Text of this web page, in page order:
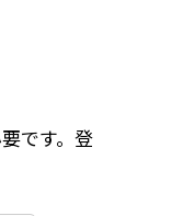
です。登